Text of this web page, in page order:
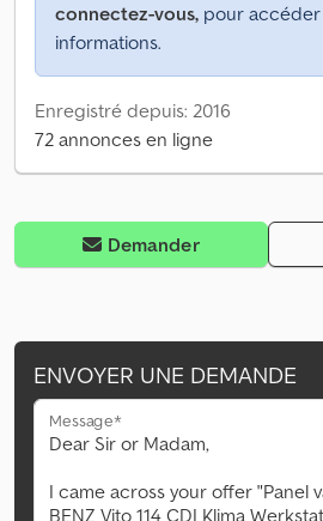
connectez-vous, pour accéder
informations.
Enregistré depuis: 2016
72 annonces en ligne
Demander
ENVOYER UNE DEMANDE
Message*